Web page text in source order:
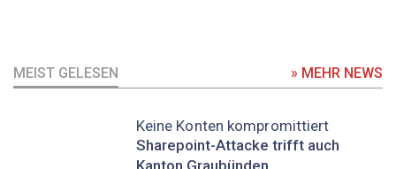
MEIST GELESEN » MEHR NEWS
Keine Konten kompromittiert
Sharepoint-Attacke trifft auch
Kanton Graubünden